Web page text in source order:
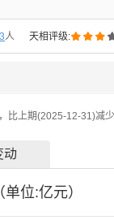
人 天相评级:
比上期(2025-12-31)减
动
位:亿元）